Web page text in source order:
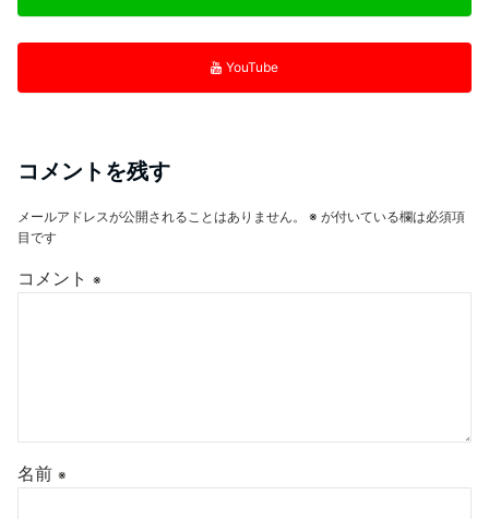
YouTube
コメントを残す
メールアドレスが公開されることはありません。 ※ が付いている欄は必須項
目です
コメント ※
名前 ※